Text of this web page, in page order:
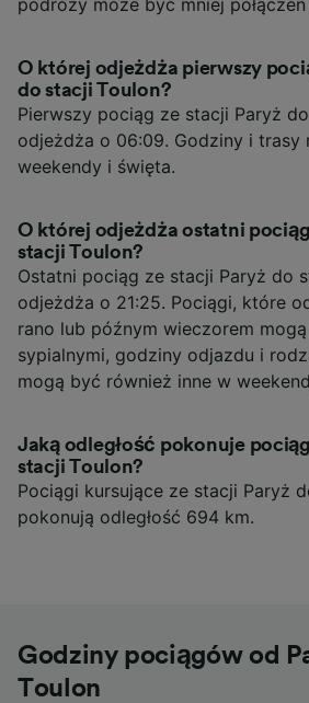
O której odjeżdża pierwszy
do stacji Toulon?
Pierwszy pociąg ze stacji Paryż
odjeżdża o 06:09. Godziny i trasy
weekendy i święta.
O której odjeżdża ostatni
stacji Toulon?
Ostatni pociąg ze stacji Paryż do
odjeżdża o 21:25. Pociągi, które
rano lub późnym wieczorem
sypialnymi, godziny odjazdu i
mogą być również inne w
Jaką odległość pokonuje
stacji Toulon?
Pociągi kursujące ze stacji Paryż
pokonują odległość 694 km.
Godziny pociągów od
Toulon